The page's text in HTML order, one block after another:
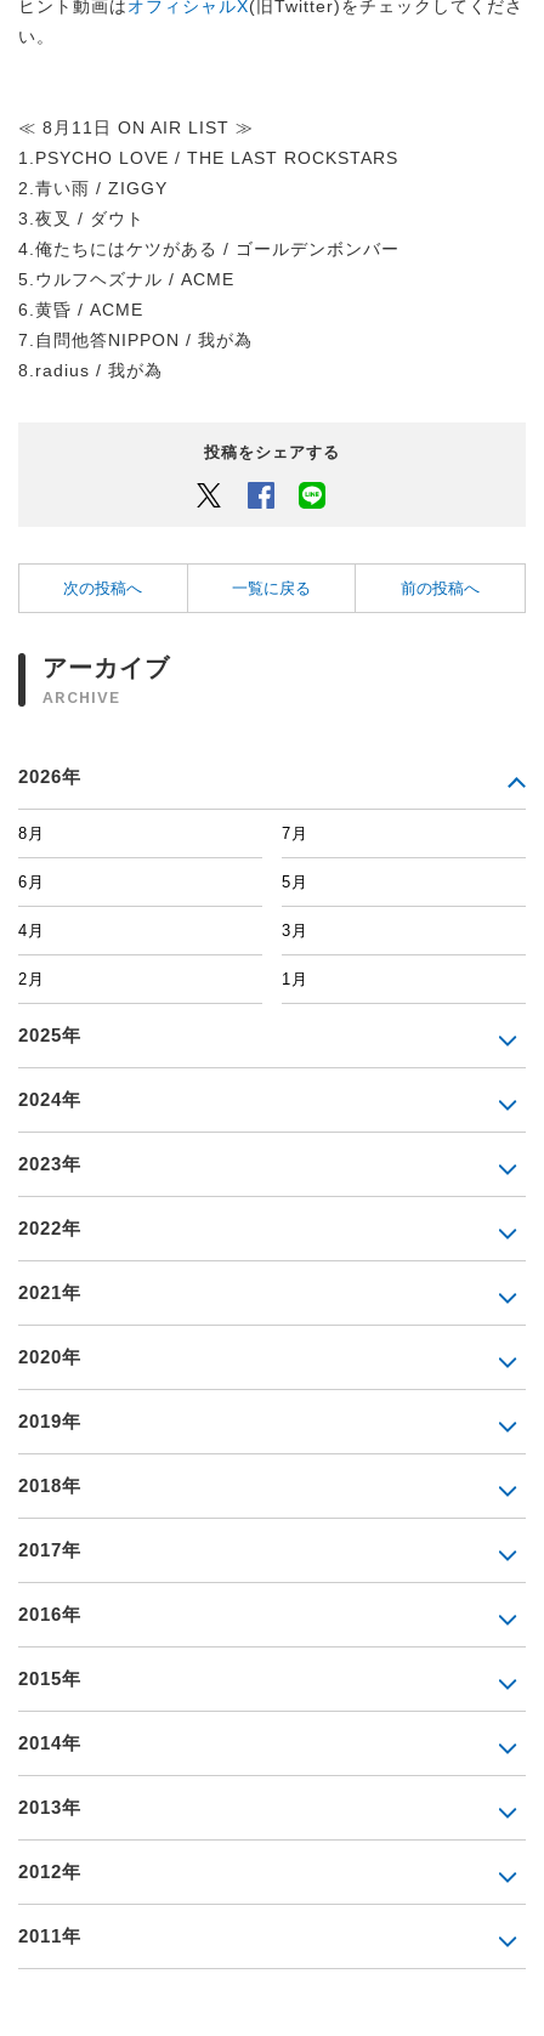
ヒント動画はオフィシャルX(旧Twitter)をチェックしてくださ
い。
≪ 8月11日 ON AIR LIST ≫
1.PSYCHO LOVE / THE LAST ROCKSTARS
2.青い雨 / ZIGGY
3.夜叉 / ダウト
4.俺たちにはケツがある / ゴールデンボンバー
5.ウルフヘズナル / ACME
6.黄昏 / ACME
7.自問他答NIPPON / 我が為
8.radius / 我が為
投稿をシェアする
Twitter Facebook
次の投稿へ 一覧に戻る 前の投稿へ
アーカイブ
ARCHIVE
2026年
8月 7月
6月 5月
4月 3月
2月 1月
2025年
2024年
2023年
2022年
2021年
2020年
2019年
2018年
2017年
2016年
2015年
2014年
2013年
2012年
2011年